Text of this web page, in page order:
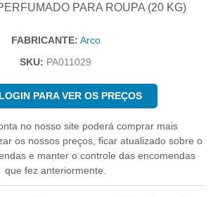
PARA ROUPA (20 KG)
FABRICANTE: Arco
SKU: PA011029
PARA VER OS PREÇOS
no nosso site poderá comprar mais
os nossos preços, ficar atualizado sobre o
e manter o controle das encomendas
que fez anteriormente.